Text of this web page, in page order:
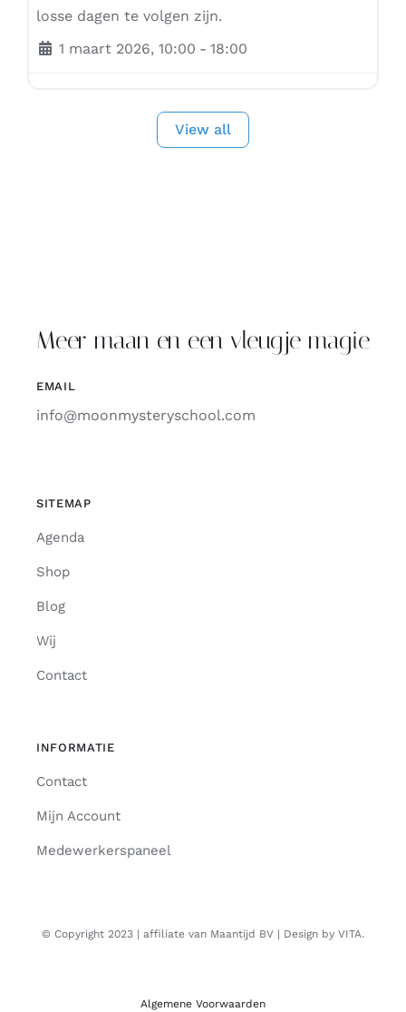
losse dagen te volgen zijn.
1 maart 2026, 10:00 - 18:00
View all
Meer maan en een vleugje magie
EMAIL
info@moonmysteryschool.com
SITEMAP
Agenda
Shop
Blog
Wij
Contact
INFORMATIE
Contact
Mijn Account
Medewerkerspaneel
© Copyright 2023 | affiliate van Maantijd BV | Design by VITA.
Algemene Voorwaarden